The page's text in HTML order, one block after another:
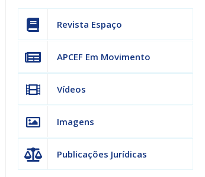
Revista Espaço
APCEF Em Movimento
Vídeos
Imagens
Publicações Jurídicas